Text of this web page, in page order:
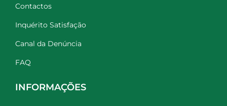
Contactos
Inquérito Satisfação
Canal da Denúncia
FAQ
INFORMAÇÕES